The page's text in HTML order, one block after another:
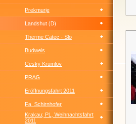
Prekmurje
Landshut (D)
Therme Catec - Slo
Budweis
Cesky Krumlov
PRAG
Eröffnungsfahrt 2011
Fa. Schirnhofer
Krakau; PL, Weihnachtsfahrt
2011